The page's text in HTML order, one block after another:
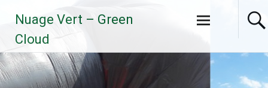
contenu
principal
Nuage Vert – Green
Cloud